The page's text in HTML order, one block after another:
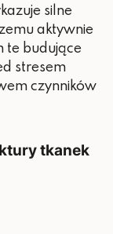
silne
aktywnie
te budujące
stresem
czynników
tkanek